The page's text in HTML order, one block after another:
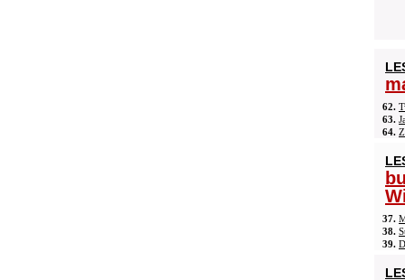
62.
63.
64.
37.
38.
39.